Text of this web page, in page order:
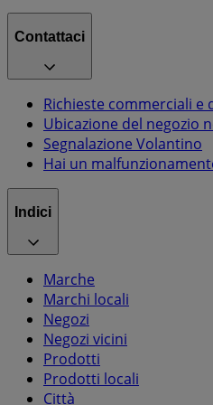
Contattaci
Richieste commerciali e
Ubicazione del negozio
Segnalazione Volantino
Hai un
Indici
Marche
Marchi locali
Negozi
Negozi vicini
Prodotti
Prodotti locali
Città